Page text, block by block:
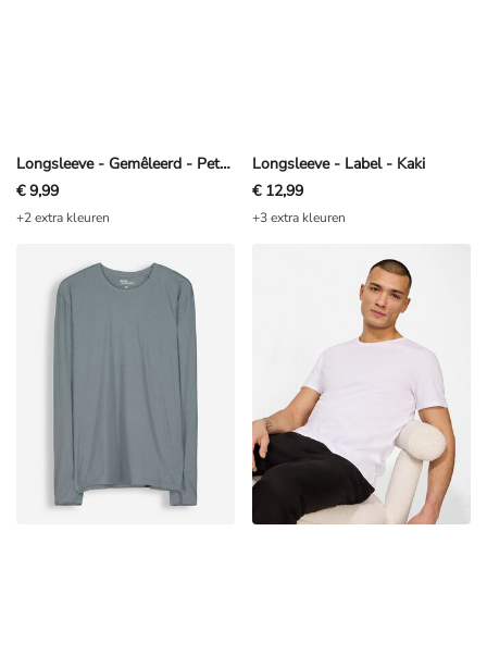
Longsleeve - Gemêleerd - Petrolblauw
€ 9,99
+2 extra kleuren
Longsleeve - Label - Kaki
€ 12,99
+3 extra kleuren